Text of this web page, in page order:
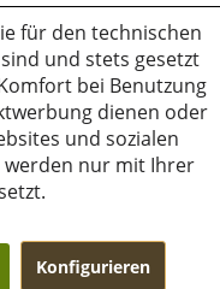
für den technischen
und stets gesetzt
bei Benutzung
dienen oder
und sozialen
werden nur mit Ihrer
Konfigurieren